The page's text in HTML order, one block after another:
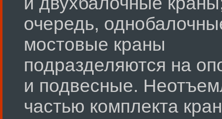
очередь,
мостовые краны
подразделяются на
и подвесные.
частью комплекта